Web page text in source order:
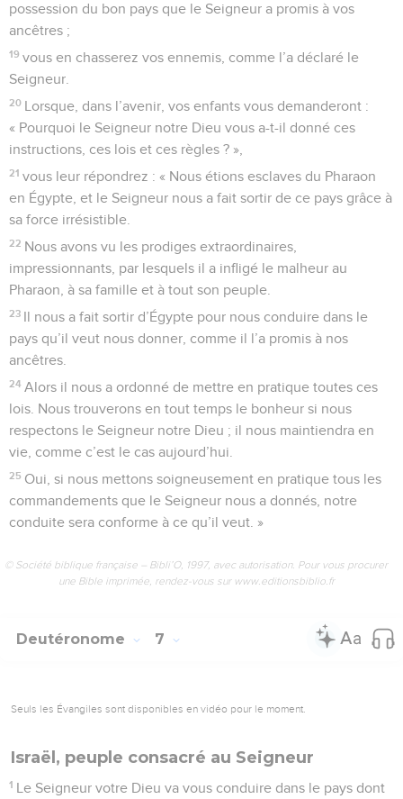
possession du bon pays que le Seigneur a promis à vos
ancêtres ;
19 vous en chasserez vos ennemis, comme l’a déclaré le
Seigneur.
20 Lorsque, dans l’avenir, vos enfants vous demanderont :
« Pourquoi le Seigneur notre Dieu vous a-t-il donné ces
instructions, ces lois et ces règles ? »,
21 vous leur répondrez : « Nous étions esclaves du Pharaon
en Égypte, et le Seigneur nous a fait sortir de ce pays grâce à
sa force irrésistible.
22 Nous avons vu les prodiges extraordinaires,
impressionnants, par lesquels il a infligé le malheur au
Pharaon, à sa famille et à tout son peuple.
23 Il nous a fait sortir d’Égypte pour nous conduire dans le
pays qu’il veut nous donner, comme il l’a promis à nos
ancêtres.
24 Alors il nous a ordonné de mettre en pratique toutes ces
lois. Nous trouverons en tout temps le bonheur si nous
respectons le Seigneur notre Dieu ; il nous maintiendra en
vie, comme c’est le cas aujourd’hui.
25 Oui, si nous mettons soigneusement en pratique tous les
commandements que le Seigneur nous a donnés, notre
conduite sera conforme à ce qu’il veut. »
© Société biblique française – Bibli’O, 1997, avec autorisation. Pour vous procurer
une Bible imprimée, rendez-vous sur www.editionsbiblio.fr
Deutéronome 7
Seuls les Évangiles sont disponibles en vidéo pour le moment.
Israël, peuple consacré au Seigneur
1 Le Seigneur votre Dieu va vous conduire dans le pays dont